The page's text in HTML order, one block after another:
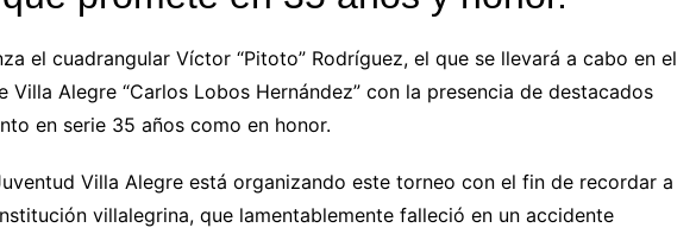
el cuadrangular Víctor “Pitoto” Rodríguez, el que se llevará a cabo en el
Villa Alegre “Carlos Lobos Hernández” con la presencia de destacados
en serie 35 años como en honor.
Villa Alegre está organizando este torneo con el fin de recordar a
villalegrina, que lamentablemente falleció en un accidente